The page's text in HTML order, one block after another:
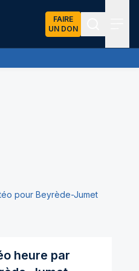
FAIRE
UN DON
pour Beyrède-Jumet
heure par